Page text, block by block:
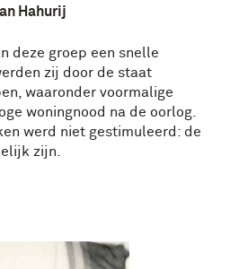
Hahurij
deze groep een snelle
zij door de staat
waaronder voormalige
woningnood na de oorlog.
werd niet gestimuleerd: de
zijn.